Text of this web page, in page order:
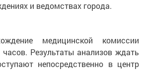
и ведомствах города.
медицинской комиссии
Результаты анализов ждать
непосредственно в центр